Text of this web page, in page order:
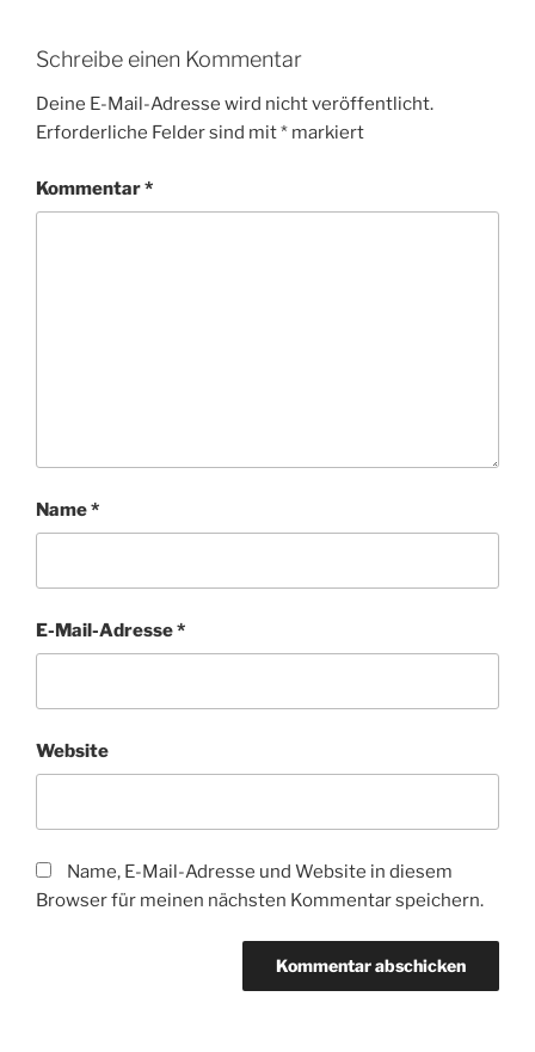
Schreibe einen Kommentar
Deine E-Mail-Adresse wird nicht veröffentlicht.
Erforderliche Felder sind mit* markiert
Kommentar*
Name*
E-Mail-Adresse*
Website
Name, E-Mail-Adresse und Website in diesem
Browser für meinen nächsten Kommentar speichern.